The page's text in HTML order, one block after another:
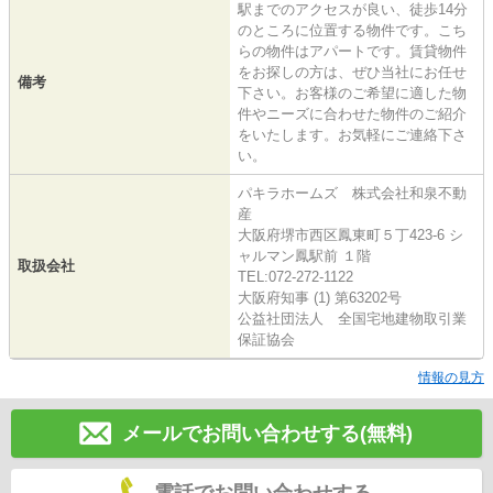
備考
駅までのアクセスが良い、徒歩14分
のところに位置する物件です。こち
らの物件はアパートです。賃貸物件
をお探しの方は、ぜひ当社にお任せ
下さい。お客様のご希望に適した物
件やニーズに合わせた物件のご紹介
をいたします。お気軽にご連絡下さ
い。
取扱会社
パキラホームズ 株式会社和泉不動
産
大阪府堺市西区鳳東町５丁423-6 シ
ャルマン鳳駅前 １階
TEL:072-272-1122
大阪府知事 (1) 第63202号
公益社団法人 全国宅地建物取引業
保証協会
情報の見方
メールでお問い合わせする(無料)